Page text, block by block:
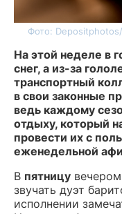
Фото:
На этой неделе в
снег, а из-за
транспортный
в свои законные
ведь каждому
отдыху, который
провести их с
еженедельной
В пятницу
звучать дуэт
исполнении